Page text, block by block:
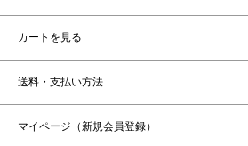
カートを見る
送料・支払い方法
マイページ（新規会員登録）